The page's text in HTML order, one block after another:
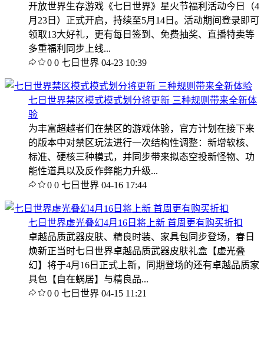
开放世界生存游戏《七日世界》星火节福利活动今日（4
月23日）正式开启，持续至5月14日。活动期间登录即可
领取13大好礼，更有每日签到、免费抽奖、直播特卖等
多重福利同步上线...
0 0 七日世界 04-23 10:39
七日世界禁区模式模式划分将更新 三种规则带来全新体
验
为丰富超越者们在禁区的游戏体验，官方计划在接下来
的版本中对禁区玩法进行一次结构性调整：新增软核、
标准、硬核三种模式，并同步带来拟态空投新怪物、功
能性道具以及反作弊能力升级...
0 0 七日世界 04-16 17:44
七日世界虚光叠幻4月16日将上新 首周更有购买折扣
卓越品质武器皮肤、精良时装、家具包同步登场，春日
焕新正当时七日世界卓越品质武器皮肤礼盒【虚光叠
幻】将于4月16日正式上新，同期登场的还有卓越品质家
具包【自在蜗居】与精良品...
0 0 七日世界 04-15 11:21